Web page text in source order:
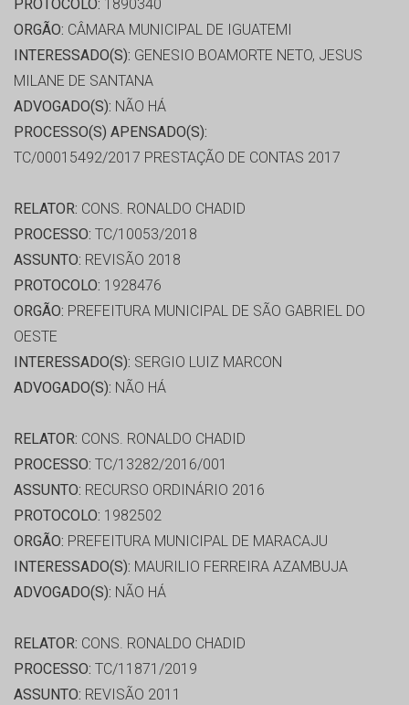
PROTOCOLO: 1890340
ORGÃO: CÂMARA MUNICIPAL DE IGUATEMI
INTERESSADO(S): GENESIO BOAMORTE NETO, JESUS
MILANE DE SANTANA
ADVOGADO(S): NÃO HÁ
PROCESSO(S) APENSADO(S):
TC/00015492/2017 PRESTAÇÃO DE CONTAS 2017
RELATOR: CONS. RONALDO CHADID
PROCESSO: TC/10053/2018
ASSUNTO: REVISÃO 2018
PROTOCOLO: 1928476
ORGÃO: PREFEITURA MUNICIPAL DE SÃO GABRIEL DO
OESTE
INTERESSADO(S): SERGIO LUIZ MARCON
ADVOGADO(S): NÃO HÁ
RELATOR: CONS. RONALDO CHADID
PROCESSO: TC/13282/2016/001
ASSUNTO: RECURSO ORDINÁRIO 2016
PROTOCOLO: 1982502
ORGÃO: PREFEITURA MUNICIPAL DE MARACAJU
INTERESSADO(S): MAURILIO FERREIRA AZAMBUJA
ADVOGADO(S): NÃO HÁ
RELATOR: CONS. RONALDO CHADID
PROCESSO: TC/11871/2019
ASSUNTO: REVISÃO 2011